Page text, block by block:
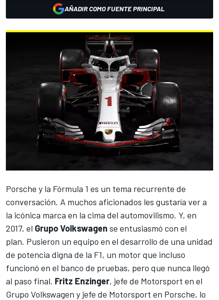
AÑADIR COMO FUENTE PRINCIPAL
Porsche y la Fórmula 1 es un tema recurrente de
conversación. A muchos aficionados les gustaría ver a
la icónica marca en la cima del automovilismo. Y, en
2017, el Grupo Volkswagen se entusiasmó con el
plan. Pusieron un equipo en el desarrollo de una unidad
de potencia digna de la F1, un motor que incluso
funcionó en el banco de pruebas, pero que nunca llegó
al paso final. Fritz Enzinger, jefe de Motorsport en el
Grupo Volkswagen y jefe de Motorsport en Porsche, lo